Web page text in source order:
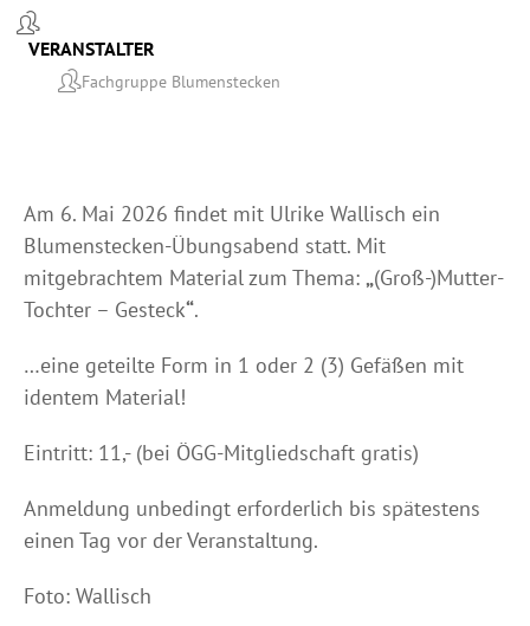
VERANSTALTER
Fachgruppe Blumenstecken
Am 6. Mai 2026 findet mit Ulrike Wallisch ein
Blumenstecken-Übungsabend statt. Mit
mitgebrachtem Material zum Thema: „(Groß-)Mutter-
Tochter – Gesteck“.
…eine geteilte Form in 1 oder 2 (3) Gefäßen mit
identem Material!
Eintritt: 11,- (bei ÖGG-Mitgliedschaft gratis)
Anmeldung unbedingt erforderlich bis spätestens
einen Tag vor der Veranstaltung.
Foto: Wallisch